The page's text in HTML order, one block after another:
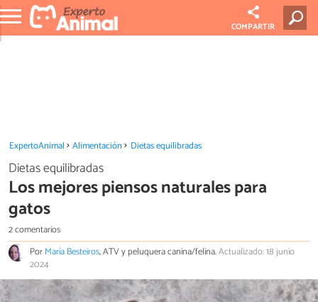
COMPARTIR
ExpertoAnimal Alimentación Dietas equilibradas
Dietas equilibradas
Los mejores piensos naturales para
gatos
2 comentarios
PorMaría Besteiros, ATV y peluquera canina/felina.Actualizado: 18 junio
2024